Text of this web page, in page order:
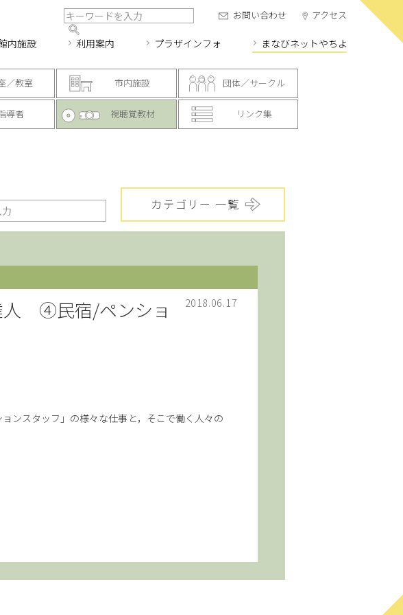
内施設 利用案内 プラザインフォ まなびネットやちよ
お問い合わせ アクセス
／教室 市内施設 団体／サークル
導者 視聴覚教材 リンク集
カテゴリー 一覧
2018.06.17
人 ④民宿/ペンショ
ンスタッフ」の様々な仕事と，そこで働く人々の